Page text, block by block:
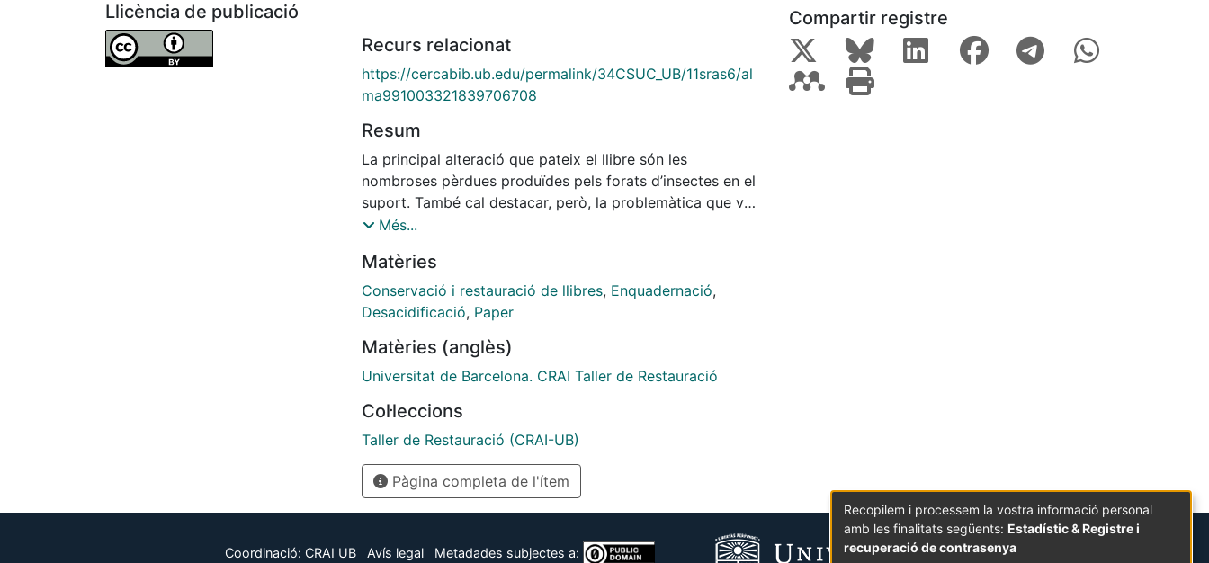
Llicència de publicació
Recurs relacionat
https://cercabib.ub.edu/permalink/34CSUC_UB/11sras6/al
ma991003321839706708
Resum
La principal alteració que pateix el llibre són les
nombroses pèrdues produïdes pels forats d’insectes en el
suport. També cal destacar, però, la problemàtica que ve
cosit en forma de dent de gos, el qual impedeix obrir amb
Més...
Matèries
Conservació i restauració de llibres, Enquadernació,
Desacidificació, Paper
Matèries (anglès)
Universitat de Barcelona. CRAI Taller de Restauració
Col·leccions
Taller de Restauració (CRAI-UB)
Pàgina completa de l'ítem
Compartir registre
Coordinació: CRAI UB Avís legal Metadades subjectes a:
Recopilem i processem la vostra informació personal
amb les finalitats següents: Estadístic & Registre i
recuperació de contrasenya